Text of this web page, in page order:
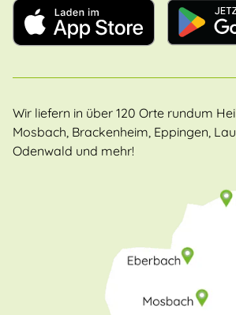
Wir liefern in über 120 Orte rundum
Mosbach, Brackenheim, Eppingen,
Odenwald und mehr!